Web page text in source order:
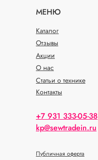
МЕНЮ
Каталог
О нас
Статьи о технике
Отзывы
Акции
Контакты
+7 931 333-05-38
kp@sewtradein.ru
Публичная оферта